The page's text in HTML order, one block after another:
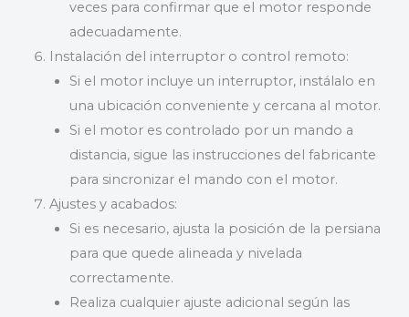
veces para confirmar que el motor responde
adecuadamente.
Instalación del interruptor o control remoto:
Si el motor incluye un interruptor, instálalo en
una ubicación conveniente y cercana al motor.
Si el motor es controlado por un mando a
distancia, sigue las instrucciones del fabricante
para sincronizar el mando con el motor.
Ajustes y acabados:
Si es necesario, ajusta la posición de la persiana
para que quede alineada y nivelada
correctamente.
Realiza cualquier ajuste adicional según las